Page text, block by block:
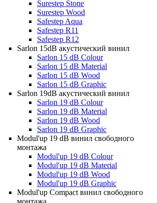
Surestep Stone
Surestep Wood
Safestep Aqua
Safestep R11
Safestep R12
Sarlon 15dB акустический винил
Sarlon 15 dB Colour
Sarlon 15 dB Material
Sarlon 15 dB Wood
Sarlon 15 dB Graphic
Sarlon 19dB акустический винил
Sarlon 19 dB Colour
Sarlon 19 dB Material
Sarlon 19 dB Wood
Sarlon 19 dB Graphic
Modul'up 19 dB винил свободного
монтажа
Modul'up 19 dB Colour
Modul'up 19 dB Material
Modul'up 19 dB Wood
Modul'up 19 dB Graphic
Modul'up Compact винил свободного
монтажа